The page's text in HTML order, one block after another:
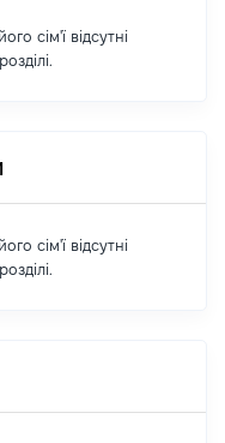
сім'ї відсутні
сім'ї відсутні